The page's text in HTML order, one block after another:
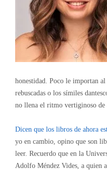
honestidad. Poco le importan
rebuscadas o los símiles
no llena el ritmo vertiginoso de
Dicen que los libros de ahora
yo en cambio, opino que son
leer. Recuerdo que en la
Adolfo Méndez Vides, a quien